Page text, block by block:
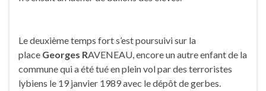
Le deuxième temps fort s’est poursuivi sur la
place Georges RAVENEAU, encore un autre enfant de la
commune qui a été tué en plein vol par des terroristes
lybiens le 19 janvier 1989 avec le dépôt de gerbes.